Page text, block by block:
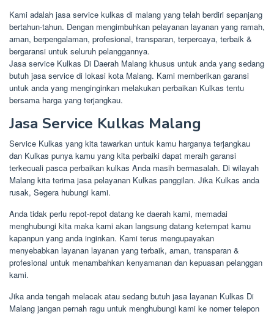
Kami adalah jasa service kulkas di malang yang telah berdiri sepanjang
bertahun-tahun. Dengan mengimbuhkan pelayanan layanan yang ramah,
aman, berpengalaman, profesional, transparan, terpercaya, terbaik &
bergaransi untuk seluruh pelanggannya.
Jasa service Kulkas Di Daerah Malang khusus untuk anda yang sedang
butuh jasa service di lokasi kota Malang. Kami memberikan garansi
untuk anda yang menginginkan melakukan perbaikan Kulkas tentu
bersama harga yang terjangkau.
Jasa Service Kulkas Malang
Service Kulkas yang kita tawarkan untuk kamu harganya terjangkau
dan Kulkas punya kamu yang kita perbaiki dapat meraih garansi
terkecuali pasca perbaikan kulkas Anda masih bermasalah. Di wilayah
Malang kita terima jasa pelayanan Kulkas panggilan. Jika Kulkas anda
rusak, Segera hubungi kami.
Anda tidak perlu repot-repot datang ke daerah kami, memadai
menghubungi kita maka kami akan langsung datang ketempat kamu
kapanpun yang anda inginkan. Kami terus mengupayakan
menyebabkan layanan layanan yang terbaik, aman, transparan &
profesional untuk menambahkan kenyamanan dan kepuasan pelanggan
kami.
Jika anda tengah melacak atau sedang butuh jasa layanan Kulkas Di
Malang jangan pernah ragu untuk menghubungi kami ke nomer telepon